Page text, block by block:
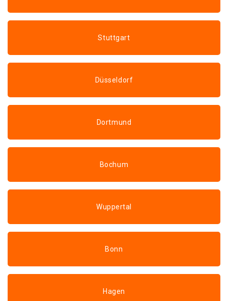
Stuttgart
Düsseldorf
Dortmund
Bochum
Wuppertal
Bonn
Hagen